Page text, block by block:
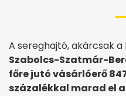
A sereghajtó, akárcsak
Szabolcs-Szatmár-
főre jutó vásárlóerő
százalékkal marad el